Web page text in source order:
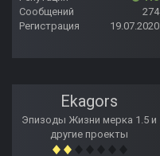
Сообщений
274
Регистрация
19.07.2020
Ekagors
Эпизоды Жизни мерка 1.5 и
другие проекты